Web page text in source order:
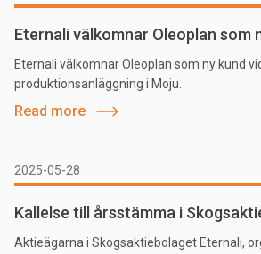
Eternali välkomnar Oleoplan som
Eternali välkomnar Oleoplan som ny kund
produktionsanläggning i Moju.
Read more
2025-05-28
Kallelse till årsstämma i
Aktieägarna i Skogsaktiebolaget Eternali,